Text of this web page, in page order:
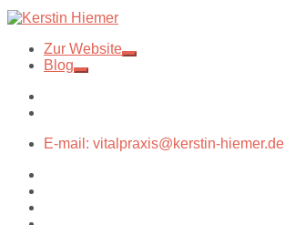
Zur Website
Blog
E-mail: vitalpraxis@kerstin-hiemer.de